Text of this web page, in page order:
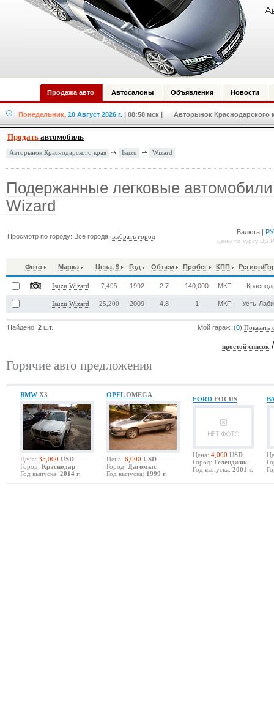
Продажа авто Автосалоны Объявления Новости
Понедельник, 10 Август 2026 г. | 08:58 мск | Авторынок Краснодарского
Продать автомобиль
Авторынок Краснодарского края Isuzu Wizard
Подержанные легковые
Wizard
Просмотр по городу: Все города,выбрать город
Валюта |
цены по курсу ЦБ
Фото Марка Цена, $ Год Объем Пробег КПП Регион/
Isuzu Wizard 7,495 1992 2.7 140,000 МКП
Isuzu Wizard 25,200 2009 4.8 1 МКП Усть-
Найдено:2 шт. Мой гараж: (0)Показать
простой список
Горячие авто предложения
BMW X3
Цена: 35,000 USD
Город: Краснодар
Год выпуска: 2014 г.
OPELOMEGA
Цена: 6,000 USD
Город: Дагомыс
Год выпуска: 1999 г.
FORD FOCUS
Цена: 4,000 USD
Город: Геленджик
Год выпуска: 2001 г.